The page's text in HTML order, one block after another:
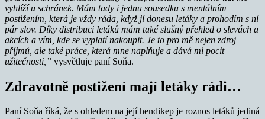
vyhlíží u schránek. Mám tady i jednu sousedku s mentálním
postižením, která je vždy ráda, když jí donesu letáky a prohodím s ní
pár slov. Díky distribuci letáků mám také slušný přehled o slevách a
akcích a vím, kde se vyplatí nakoupit. Je to pro mě nejen zdroj
příjmů, ale také práce, která mne naplňuje a dává mi pocit
užitečnosti,” vysvětluje paní Soňa.
Zdravotně postižení mají letáky rádi…
Paní Soňa říká, že s ohledem na její hendikep je roznos letáků jediná